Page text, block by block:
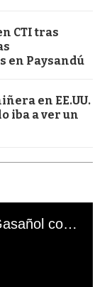
CTI tras
en Paysandú
en EE.UU.
iba a ver un
El mal momento de Yanina Gasañol con un hincha argentino en "Subrayado"